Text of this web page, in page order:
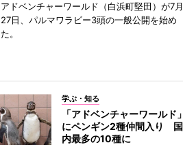
アドベンチャーワールド（白浜町堅田）が7月
27日、パルマワラビー3頭の一般公開を始め
た。
学ぶ・知る
「アドベンチャーワールド」
にペンギン2種仲間入り 国
内最多の10種に